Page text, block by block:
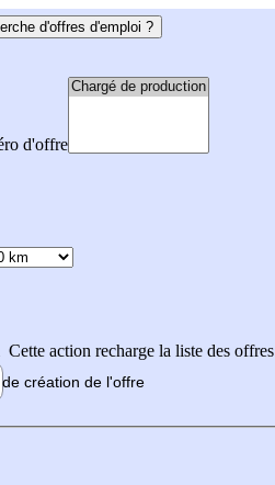
d'offres d'emploi ?
d'offre
Cette action recharge la liste des offres
création de l'offre